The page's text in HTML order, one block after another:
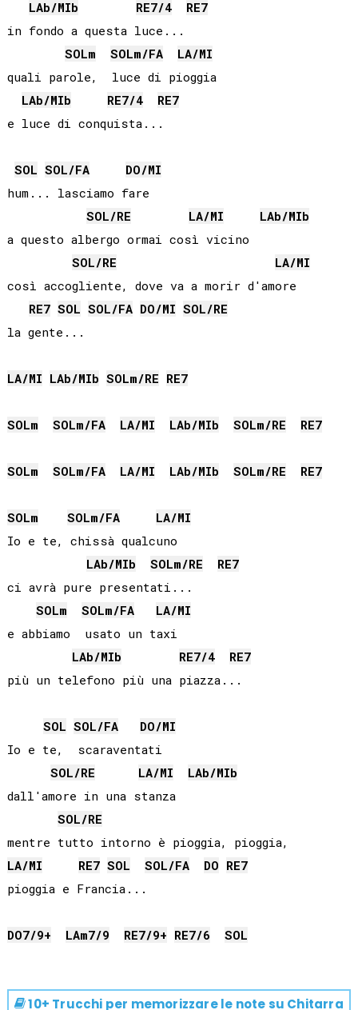
LAb/MIb RE7/4 RE7
in fondo a questa luce...
SOLm SOLm/FA LA/MI
quali parole,  luce di pioggia
LAb/MIb RE7/4 RE7
SOL SOL/FA DO/MI
hum... lasciamo fare
SOL/RE LA/MI LAb/MIb
a questo albergo ormai così vicino
SOL/RE LA/MI
così accogliente, dove va a morir d'amore
RE7 SOL SOL/FA DO/MI SOL/RE
la gente...
LA/MI LAb/MIb SOLm/RE RE7
SOLm SOLm/FA LA/MI LAb/MIb SOLm/RE RE7
SOLm SOLm/FA LA/MI LAb/MIb SOLm/RE RE7
SOLm SOLm/FA LA/MI
Io e te, chissà qualcuno
LAb/MIb SOLm/RE RE7
ci avrà pure presentati...
SOLm SOLm/FA LA/MI
e abbiamo  usato un taxi
LAb/MIb RE7/4 RE7
SOL SOL/FA DO/MI
Io e te,  scaraventati
SOL/RE LA/MI LAb/MIb
dall'amore in una stanza
SOL/RE
LA/MI RE7 SOL SOL/FA DO RE7
pioggia e Francia...
DO7/9+ LAm7/9 RE7/9+ RE7/6 SOL
10+ Trucchi per memorizzare le note su Chitarra